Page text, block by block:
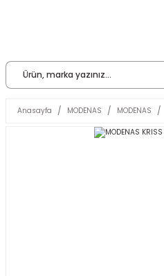
Anasayfa MODENAS MODENAS